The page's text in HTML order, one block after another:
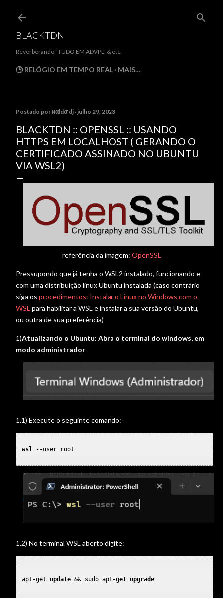
BLACKTDN
Reverberando "TUDO EM ADVPL" & etc.
🕒 RELÓGIO EM TEMPO REAL MAIS…
Postado por иαldσ dj julho 29, 2023
BLACKTDN :: OPENSSL :: USANDO
HTTPS EM LOCALHOST ( GERANDO O
CERTIFICADO ASSINADO NO UBUNTU
VIA WSL2)
referência da imagem: OpenSSL
Pressupondo que já tenha o WSL2 instalado, funcionando e
com uma distribuição linux Ubuntu instalada (caso contrário
siga os procedimentos: Instalar o Linux no Windows com o
WSL para habilitar a WSL e instalar a sua versão do Ubuntu,
ou outra de sua preferência)
1)Atualizando o Ubuntu: Abra o terminal do windows, em
modo administrador
1.1) Execute o seguinte comando:
wsl
1.2) No terminal WSL aberto digite:
apt-get update && sudo apt-get upgrade